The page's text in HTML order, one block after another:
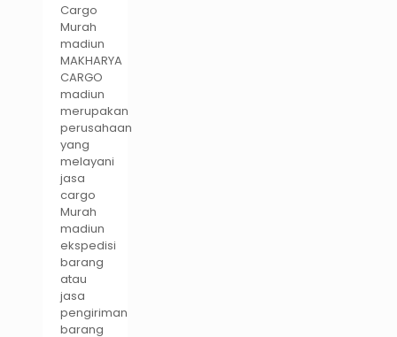
Cargo
Murah
madiun
MAKHARYA
CARGO
madiun
merupakan
perusahaan
yang
melayani
jasa
cargo
Murah
madiun
ekspedisi
barang
atau
jasa
pengiriman
barang